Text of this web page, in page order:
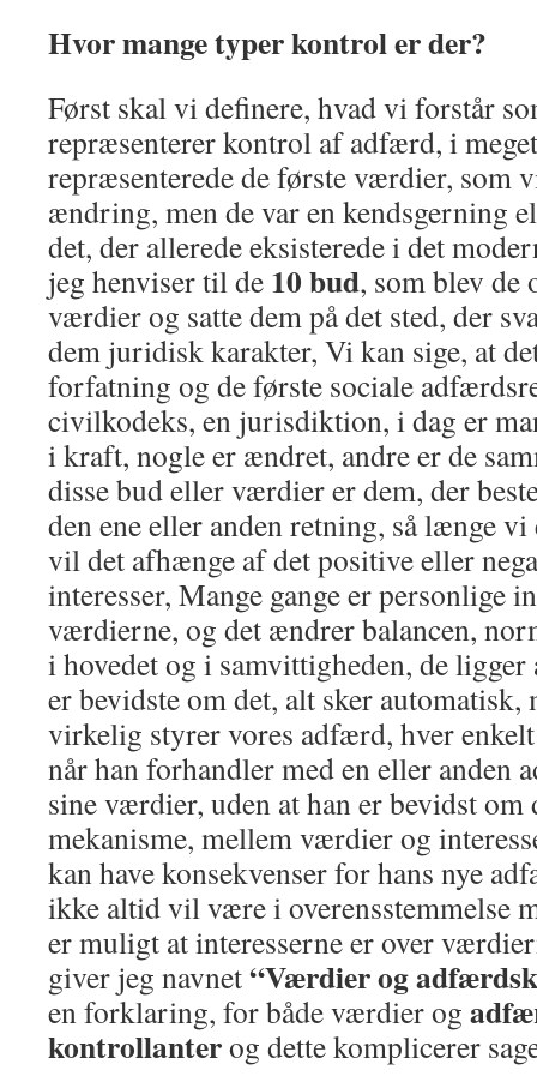
Hvor mange typer kontrol er der?
Først skal vi definere, hvad vi forstår
repræsenterer kontrol af adfærd, i
repræsenterede de første værdier, som
ændring, men de var en kendsgerning
det, der allerede eksisterede i det
jeg henviser til de 10 bud, som blev
værdier og satte dem på det sted, der
dem juridisk karakter, Vi kan sige, at
forfatning og de første sociale
civilkodeks, en jurisdiktion, i dag er
i kraft, nogle er ændret, andre er de
disse bud eller værdier er dem, der
den ene eller anden retning, så længe
vil det afhænge af det positive eller
interesser, Mange gange er personlige
værdierne, og det ændrer balancen,
i hovedet og i samvittigheden, de
er bevidste om det, alt sker automatisk,
virkelig styrer vores adfærd, hver
når han forhandler med en eller anden
sine værdier, uden at han er bevidst om
mekanisme, mellem værdier og
kan have konsekvenser for hans nye
ikke altid vil være i overensstemmelse
er muligt at interesserne er over
giver jeg navnet“Værdier og
en forklaring, for både værdier og
kontrollanterog dette komplicerer